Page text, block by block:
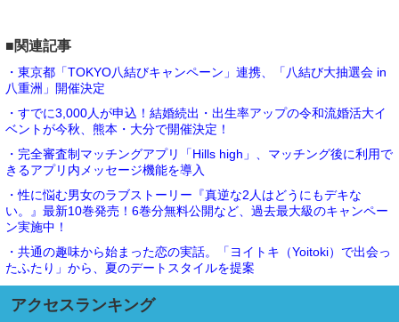
■関連記事
・東京都「TOKYO八結びキャンペーン」連携、「八結び大抽選会 in
八重洲」開催決定
・すでに3,000人が申込！結婚続出・出生率アップの令和流婚活大イ
ベントが今秋、熊本・大分で開催決定！
・完全審査制マッチングアプリ「Hills high」、マッチング後に利用で
きるアプリ内メッセージ機能を導入
・性に悩む男女のラブストーリー『真逆な2人はどうにもデキな
い。』最新10巻発売！6巻分無料公開など、過去最大級のキャンペー
ン実施中！
・共通の趣味から始まった恋の実話。「ヨイトキ（Yoitoki）で出会っ
たふたり」から、夏のデートスタイルを提案
アクセスランキング